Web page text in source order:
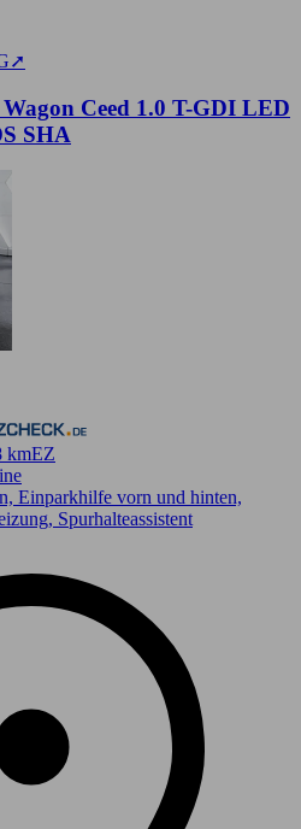
➚
Ceed 1.0 T-GDI LED
SHA
kmEZ
Einparkhilfe vorn und hinten,
Spurhalteassistent